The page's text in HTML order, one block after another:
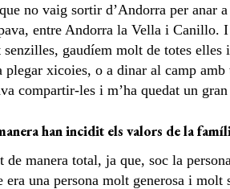
no vaig sortir d’Andorra per anar
entre Andorra la Vella i Canillo.
senzilles, gaudíem molt de totes
plegar xicoies, o a dinar al camp
compartir-les i m’ha quedat un
han incidit els valors de la
manera total, ja que, soc la
era una persona molt generosa i